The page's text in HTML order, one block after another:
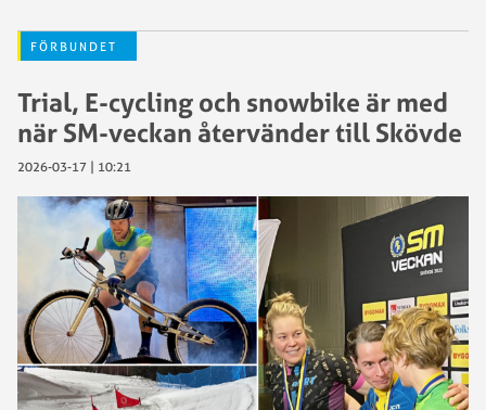
FÖRBUNDET
Trial, E-cycling och snowbike är med
när SM-veckan återvänder till Skövde
2026-03-17 | 10:21